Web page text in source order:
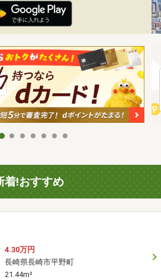
着!おすすめ
4.30万円
長崎県長崎市平野町
21.44m²